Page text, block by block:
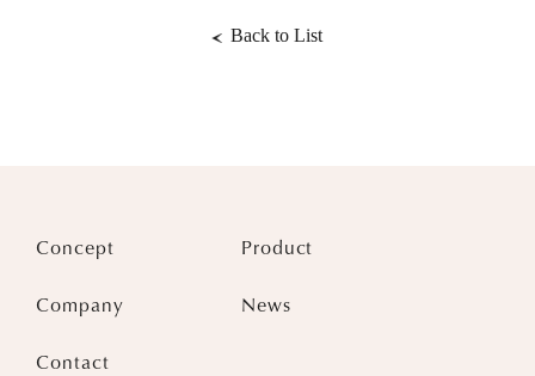
Back to List
Concept Product
Company News
Contact